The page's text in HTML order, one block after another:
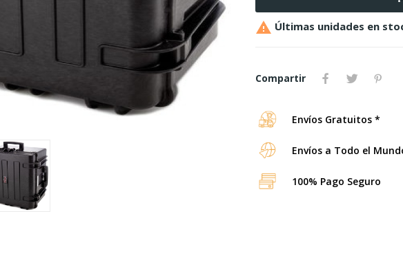
 Últimas unidades en
Compartir
Envíos Gratuitos *
Envíos a Todo el
100% Pago Seguro